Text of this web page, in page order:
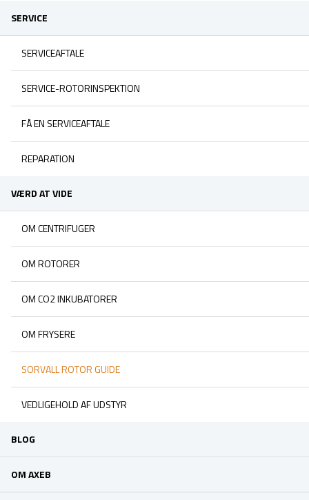
SERVICE
SERVICEAFTALE
SERVICE-ROTORINSPEKTION
FÅ EN SERVICEAFTALE
REPARATION
VÆRD AT VIDE
OM CENTRIFUGER
OM ROTORER
OM CO2 INKUBATORER
OM FRYSERE
SORVALL ROTOR GUIDE
VEDLIGEHOLD AF UDSTYR
BLOG
OM AXEB